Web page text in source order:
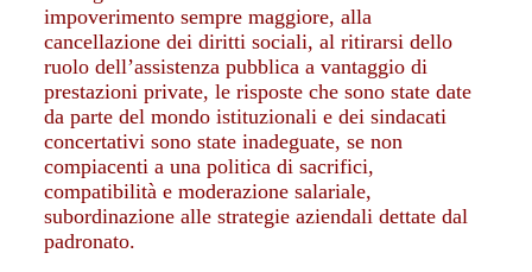
impoverimento sempre maggiore, alla
cancellazione dei diritti sociali, al ritirarsi dello
ruolo dell’assistenza pubblica a vantaggio di
prestazioni private, le risposte che sono state date
da parte del mondo istituzionali e dei sindacati
concertativi sono state inadeguate, se non
compiacenti a una politica di sacrifici,
compatibilità e moderazione salariale,
subordinazione alle strategie aziendali dettate dal
padronato.